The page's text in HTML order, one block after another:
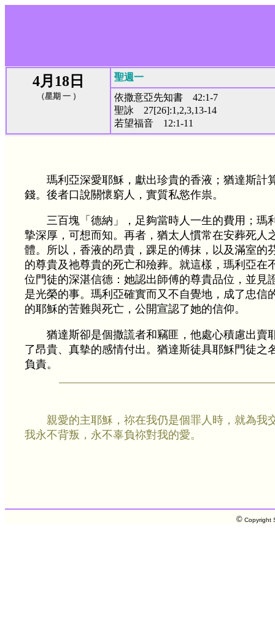
4月18日
（星期 一 ）
聖週一
依撒意亞先知書 42:1-7
聖詠 27[26]:1,2,3,13-14
若望福音 12:1-11
瑪利亞深愛耶穌，獻出珍貴的香液；猶達斯計
錢。後者口說關懷窮人，實質私慾作祟。
三百塊「德納」，足夠當時人一生的費用；瑪
摯深厚，可想而知。再者，猶太人慣常在安葬死人
體。所以，香液的昂貴，踝足的傅抹，以及滿室的
的尊貴及祂尊貴的死亡和殮葬。就這樣，瑪利亞在
位門徒的深湛信德：她認出師傅的尊貴品位，並見
是光榮的事。瑪利亞確實而又不自覺地，成了忠信
的耶穌的苦難與死亡，公開宣認了她的信仰。
猶達斯卻是個撒謊者和竊匪，他處心積慮出賣
了昂貴、真摰的感情付出。猶達斯徒具耶穌門徒之
負責。
親愛的主耶穌，祢在我仍是個罪人時，就為我
我永不背叛，永不辜負祢對我的愛。
©Copyright